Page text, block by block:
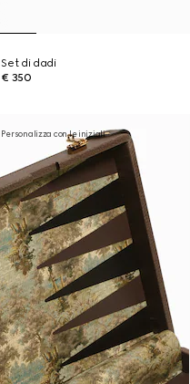
Set di dadi
€ 350
Personalizza con le iniziali